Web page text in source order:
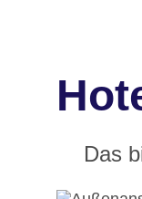
Das